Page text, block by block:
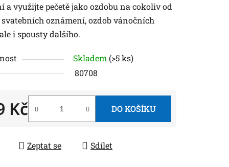
a využijte pečetě jako ozdobu na cokoliv od
svatebních oznámení, ozdob vánočních
i spousty dalšího.
Skladem (>5 ks)
80708
Kč DO KOŠÍKU
Zeptat se Sdílet